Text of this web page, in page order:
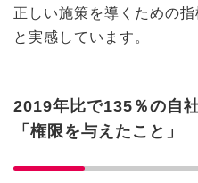
正しい施策を導くための
と実感しています。
2019年比で135％の自
「権限を与えたこと」